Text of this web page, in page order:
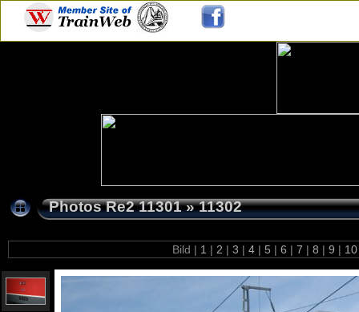
Photos Re2 11301»11302
Bild | 1 | 2 | 3 | 4 | 5 | 6 | 7 | 8 | 9 |